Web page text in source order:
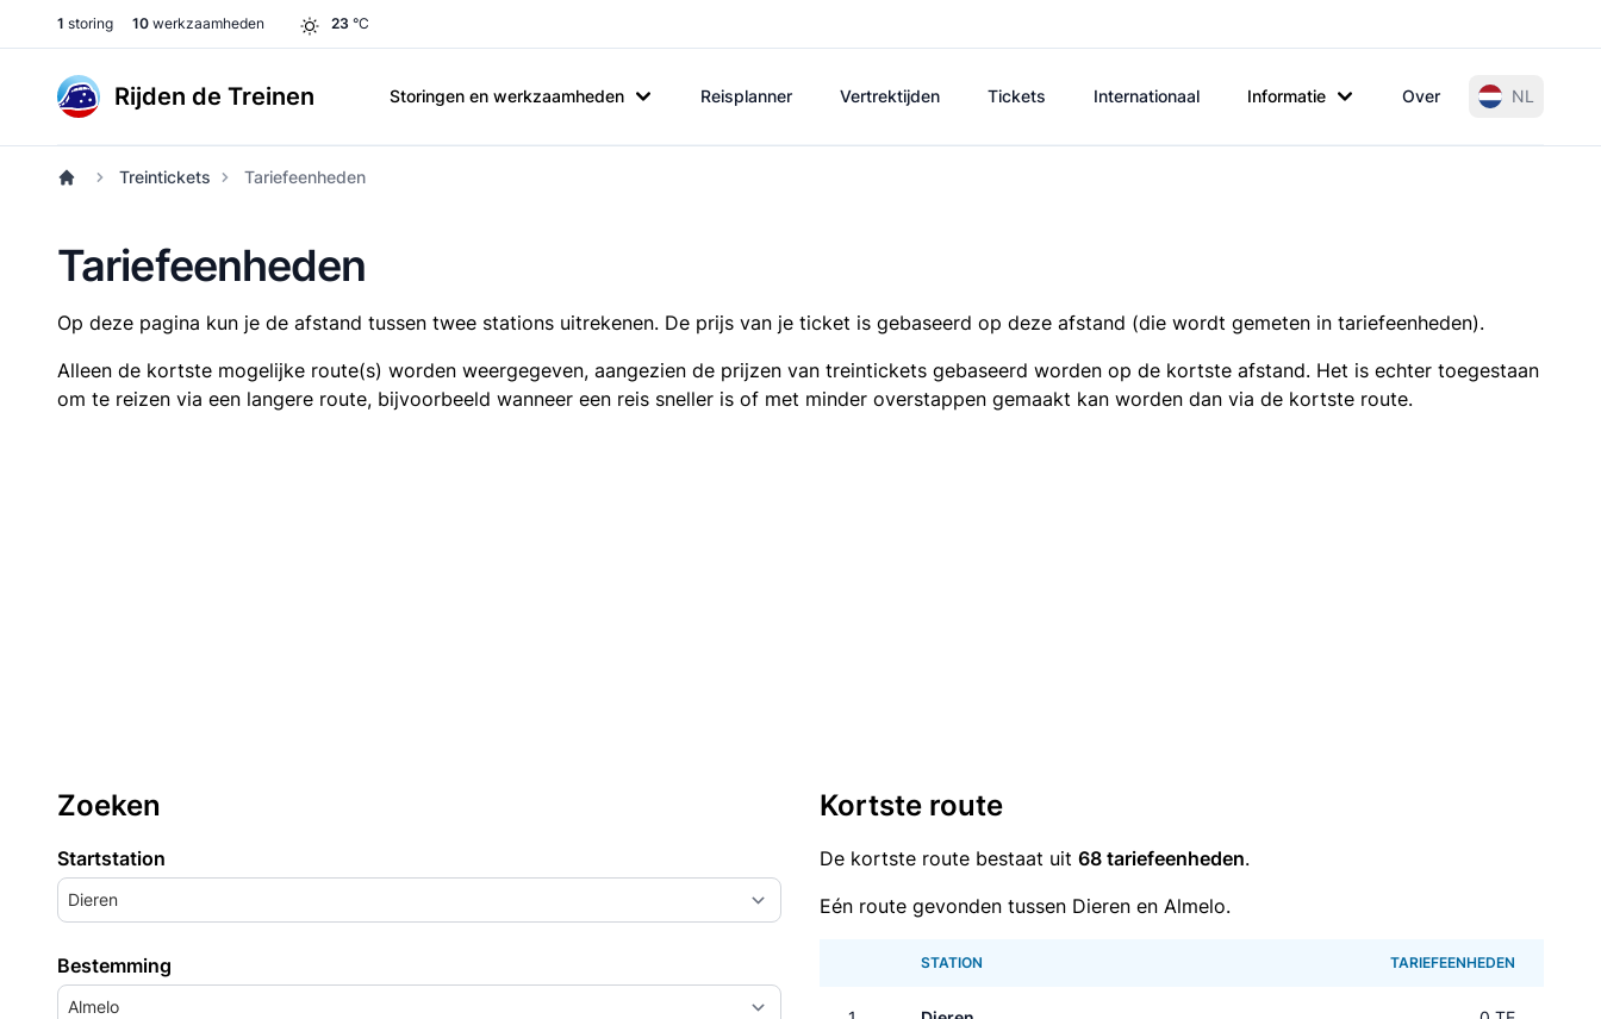
1 storing 10 werkzaamheden 23 °C
Rijden de Treinen Storingen en werkzaamheden Reisplanner Vertrektijden Tickets Internationaal Informatie Over NL
Treintickets Tariefeenheden
Tariefeenheden
Op deze pagina kun je de afstand tussen twee stations uitrekenen. De prijs van je ticket is gebaseerd op deze afstand (die wordt gemeten in tariefeenheden).
Alleen de kortste mogelijke route(s) worden weergegeven, aangezien de prijzen van treintickets gebaseerd worden op de kortste afstand. Het is echter toegestaan
om te reizen via een langere route, bijvoorbeeld wanneer een reis sneller is of met minder overstappen gemaakt kan worden dan via de kortste route.
Zoeken
Startstation
Dieren
Bestemming
Almelo
Kortste route
De kortste route bestaat uit 68 tariefeenheden.
Eén route gevonden tussen Dieren en Almelo.
STATION TARIEFEENHEDEN